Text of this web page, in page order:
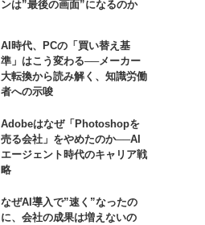
ンは”最後の画面”になるのか
AI時代、PCの「買い替え基
準」はこう変わる──メーカー
大転換から読み解く、知識労働
者への示唆
Adobeはなぜ「Photoshopを
売る会社」をやめたのか──AI
エージェント時代のキャリア戦
略
なぜAI導入で”速く”なったの
に、会社の成果は増えないの